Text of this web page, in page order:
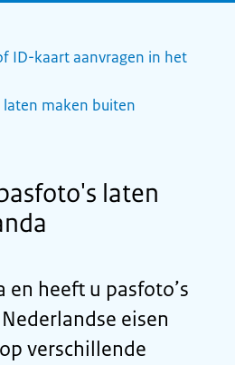
ID-kaart aanvragen in het
laten maken buiten
laten
en heeft u pasfoto’s
eisen
verschillende